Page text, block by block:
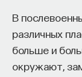
В
различных
больше и
окружают,
оставить
работы,
зараженной
о
РНК, которая
матрицей для